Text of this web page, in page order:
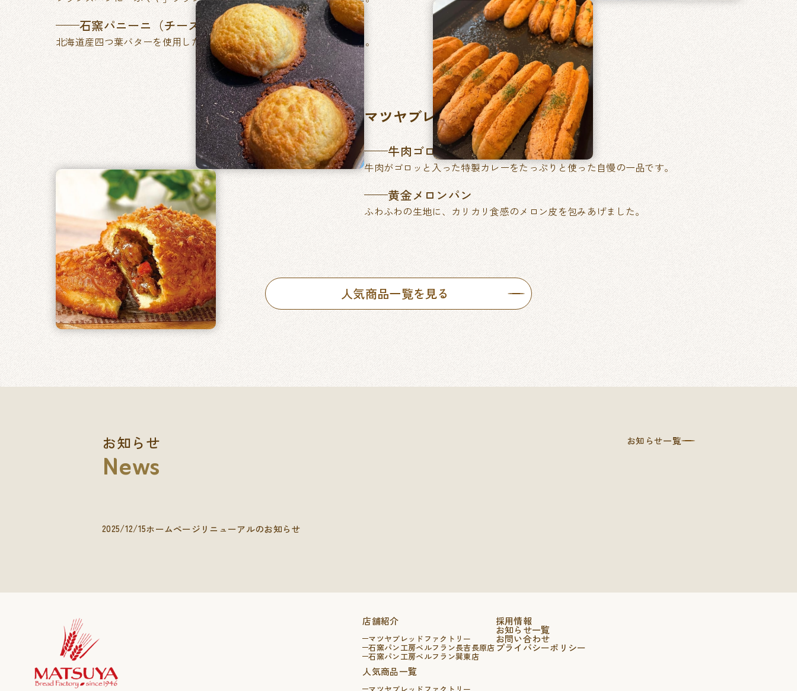
石窯パニーニ（チーズ&たまご／ベーコントマト）
北海道産四つ葉バターを使用した、あきのこない毎日食べたくなるパン。
マツヤブレッドファクトリー 巽東店
牛肉ゴロッとカレーパン
牛肉がゴロッと入った特製カレーをたっぷりと使った自慢の一品です。
黄金メロンパン
ふわふわの生地に、カリカリ食感のメロン皮を包みあげました。
人気商品一覧を見る
お知らせ
News
お知らせ一覧
2025/12/15ホームページリニューアルのお知らせ
店舗紹介
マツヤブレッドファクトリー
石窯パン工房ベルフラン長吉長原店
石窯パン工房ベルフラン巽東店
人気商品一覧
採用情報
お知らせ一覧
お問い合わせ
プライバシーポリシー